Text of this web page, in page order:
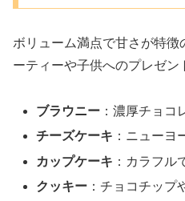
ボリューム満点で甘さが特
ーティーや子供へのプレゼン
ブラウニー ：濃厚チョコ
チーズケーキ ：ニューヨ
カップケーキ ：カラフル
クッキー ：チョコチップ